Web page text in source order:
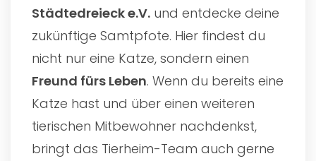
Städtedreieck e.V. und entdecke deine
zukünftige Samtpfote. Hier findest du
nicht nur eine Katze, sondern einen
Freund fürs Leben. Wenn du bereits eine
Katze hast und über einen weiteren
tierischen Mitbewohner nachdenkst,
bringt das Tierheim-Team auch gerne